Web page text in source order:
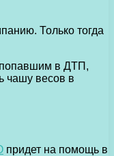
Только тогда
попавшим в ДТП,
чашу весов в
придет на помощь в